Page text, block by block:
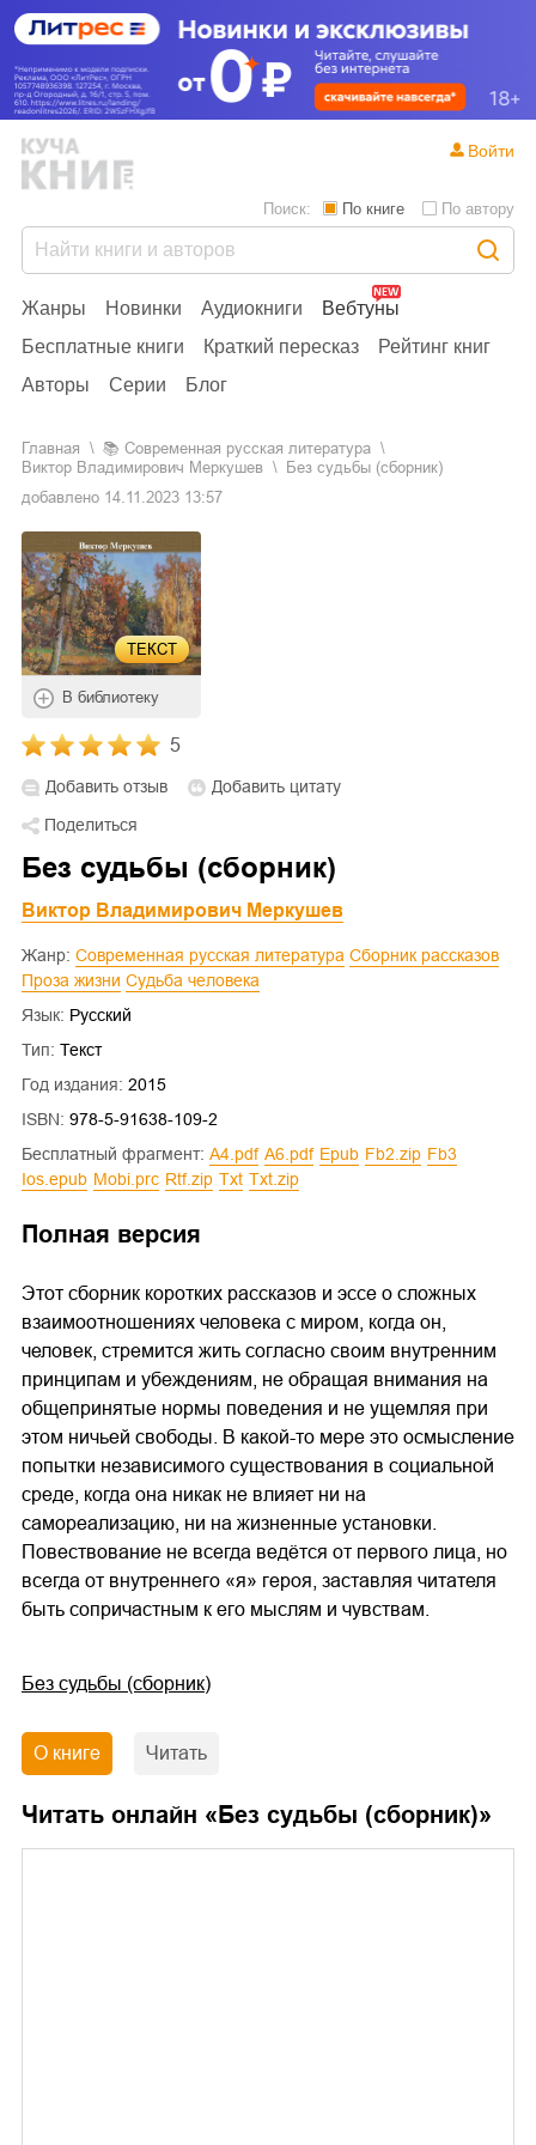
Жанры Новинки Аудиокниги
Вебтуны
Бесплатные книги
Краткий пересказ
Рейтинг книг
Авторы
Серии Блог
Поиск: По книге По автору
Войти
Главная 📚
современная русская литература
Виктор Владимирович Меркушев
Без судьбы (сборник)
добавлено 14.11.2023 13:57
ТЕКСТ
В библиотеку
5
Добавить отзыв
Добавить цитату
Поделиться
Без судьбы (сборник)
Виктор Владимирович Меркушев
Жанр: Современная русская литература
Сборник рассказов
Проза жизни
Судьба человека
Язык: Русский
Тип: Текст
Год издания: 2015
ISBN: 978-5-91638-109-2
Бесплатный фрагмент:
a4.pdf a6.pdf epub fb2.zip
fb3
ios.epub
mobi.prc rtf.zip txt txt.zip
Полная версия
Этот сборник коротких рассказов и эссе о сложных
взаимоотношениях человека с миром, когда он,
человек, стремится жить согласно своим внутренним
принципам и убеждениям, не обращая внимания на
общепринятые нормы поведения и не ущемляя при
этом ничьей свободы. В какой-то мере это осмысление
попытки независимого существования в социальной
среде, когда она никак не влияет ни на
самореализацию, ни на жизненные установки.
Повествование не всегда ведётся от первого лица, но
всегда от внутреннего «я» героя, заставляя читателя
быть сопричастным к его мыслям и чувствам.
Без судьбы (сборник)
О книге Читать
Читать онлайн « Без судьбы (сборник)»